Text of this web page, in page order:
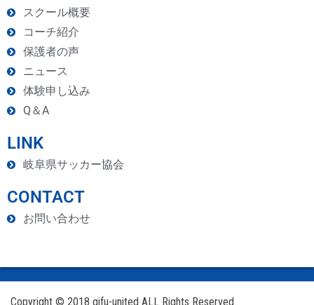
スクール概要
コーチ紹介
保護者の声
ニュース
体験申し込み
Q＆A
LINK
岐阜県サッカー協会
CONTACT
お問い合わせ
Copyright © 2018 gifu-united ALL Rights Reserved.